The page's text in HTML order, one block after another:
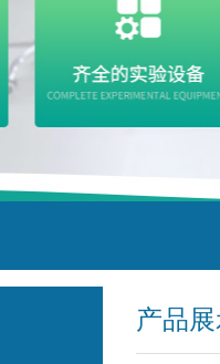
产品